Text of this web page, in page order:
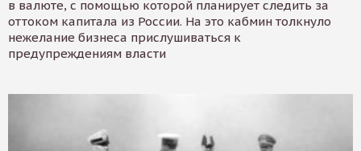
в валюте, с помощью которой планирует следить за
оттоком капитала из России. На это кабмин толкнуло
нежелание бизнеса прислушиваться к
предупреждениям власти